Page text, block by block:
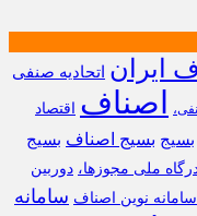
ایران اتحادیه صنفی
اصناف
اقتصاد
بسیج بسیج اصناف بسیج
ملی مجوزها، دوربین
سامانه نوین اصناف سامانه